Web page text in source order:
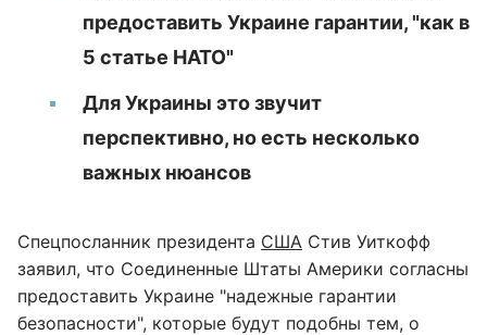
предоставить Украине гарантии, "как в
5 статье НАТО"
Для Украины это звучит
перспективно, но есть несколько
важных нюансов
Спецпосланник президента США Стив Уиткофф
заявил, что Соединенные Штаты Америки согласны
предоставить Украине "надежные гарантии
безопасности", которые будут подобны тем, о